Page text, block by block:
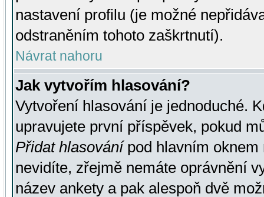
nastavení profilu (je možné
odstraněním tohoto zaškrtnutí).
Návrat nahoru
Jak vytvořím hlasování?
Vytvoření hlasování je jednoduché.
upravujete první příspěvek, pokud
Přidat hlasovánípod hlavním oknem
nevidíte, zřejmě nemáte oprávnění
název ankety a pak alespoň dvě